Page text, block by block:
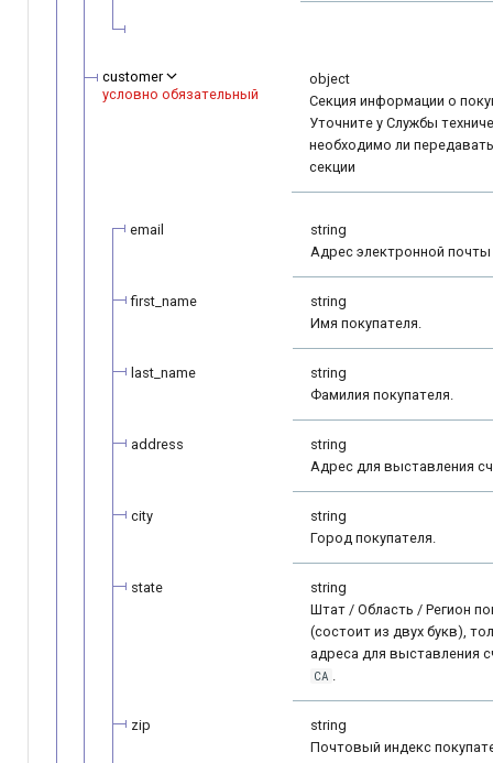
customer
условно обязательный
object
Секция информации о
Уточните у Службы
необходимо ли
секции
email
string
Адрес электронной почты
first_name
string
Имя покупателя.
last_name
string
Фамилия покупателя.
address
string
Адрес для выставления
city
string
Город покупателя.
state
string
Штат / Область / Регион
(состоит из двух букв),
адреса для выставления
CA .
zip
string
Почтовый индекс